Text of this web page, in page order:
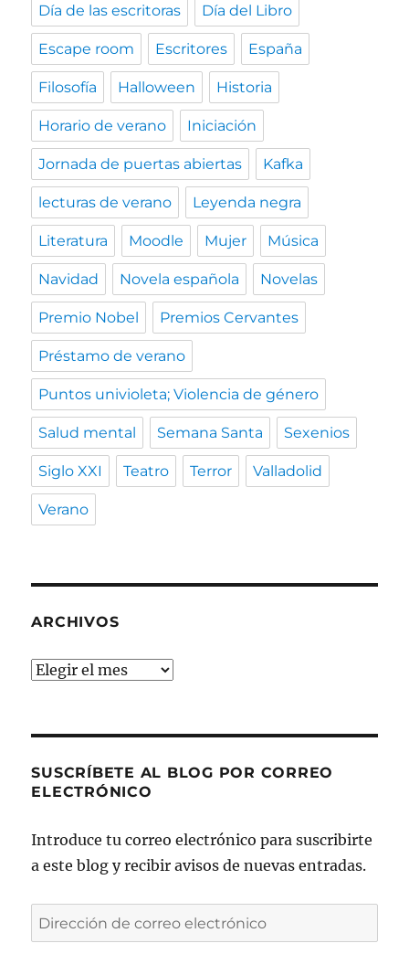
Día de las escritoras Día del Libro
Escape room Escritores España
Filosofía Halloween Historia
Horario de verano Iniciación
Jornada de puertas abiertas Kafka
lecturas de verano Leyenda negra
Literatura Moodle Mujer Música
Navidad Novela española Novelas
Premio Nobel Premios Cervantes
Préstamo de verano
Puntos univioleta; Violencia de género
Salud mental Semana Santa Sexenios
Siglo XXI Teatro Terror Valladolid
Verano
ARCHIVOS
Archivos
SUSCRÍBETE AL BLOG POR CORREO
ELECTRÓNICO
Introduce tu correo electrónico para suscribirte
a este blog y recibir avisos de nuevas entradas.
Dirección
de